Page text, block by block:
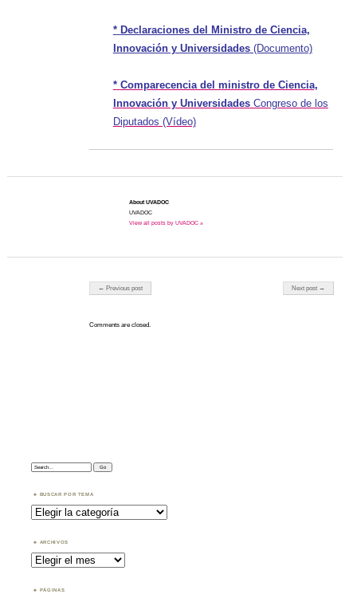
* Declaraciones del Ministro de Ciencia,
Innovación y Universidades(Documento)
* Comparecencia del ministro de Ciencia,
Innovación y Universidades​Congreso de los
Diputados​ (Vídeo)
About UVADOC
UVADOC
View all posts by UVADOC »
Post navigation
← Previous post Next post →
Comments are closed.
Search:
BUSCAR POR TEMA
Buscar
por
Tema
ARCHIVOS
Archivos
PÁGINAS